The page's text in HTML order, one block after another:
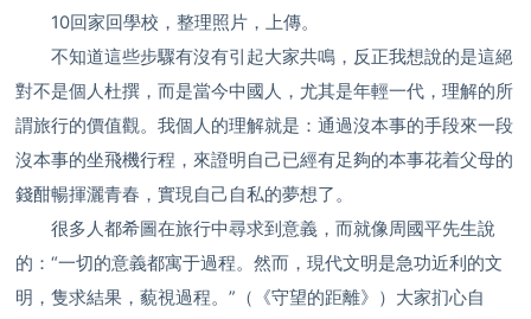
10回家回學校，整理照片，上傳。
不知道這些步驟有沒有引起大家共鳴，反正我想說的是這絕
對不是個人杜撰，而是當今中國人，尤其是年輕一代，理解的所
謂旅行的價值觀。我個人的理解就是：通過沒本事的手段來一段
沒本事的坐飛機行程，來證明自己已經有足夠的本事花着父母的
錢酣暢揮灑青春，實現自己自私的夢想了。
很多人都希圖在旅行中尋求到意義，而就像周國平先生說
的：“一切的意義都寓于過程。然而，現代文明是急功近利的文
明，隻求結果，藐視過程。”（《守望的距離》）大家扪心自